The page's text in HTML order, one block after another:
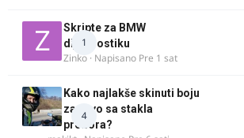
1
Skripte za BMW
dijagnostiku
Zinko · Napisano Pre 1 sat
4
Kako najlakše skinuti boju
za drvo sa stakla
prozora?